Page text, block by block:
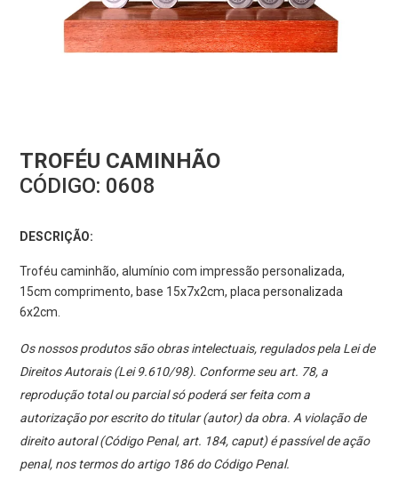
TROFÉU CAMINHÃO
CÓDIGO: 0608
DESCRIÇÃO:
Troféu caminhão, alumínio com impressão personalizada,
15cm comprimento, base 15x7x2cm, placa personalizada
6x2cm.
Os nossos produtos são obras intelectuais, regulados pela Lei de
Direitos Autorais (Lei 9.610/98). Conforme seu art. 78, a
reprodução total ou parcial só poderá ser feita com a
autorização por escrito do titular (autor) da obra. A violação de
direito autoral (Código Penal, art. 184, caput) é passível de ação
penal, nos termos do artigo 186 do Código Penal.